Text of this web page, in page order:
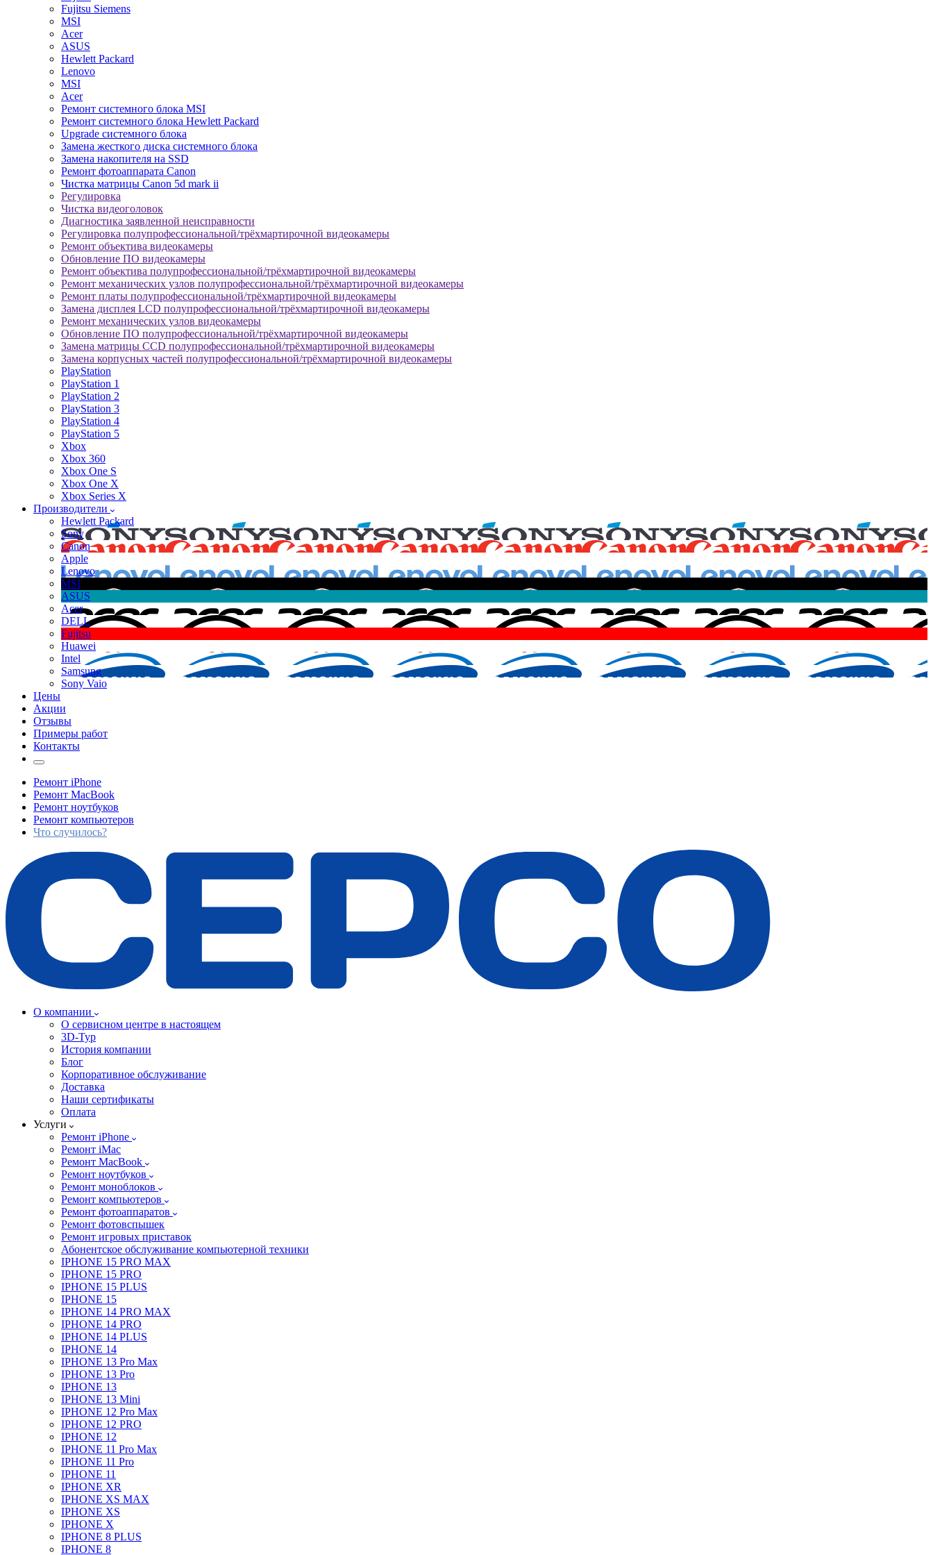
Fujitsu Siemens
MSI
Acer
ASUS
Hewlett Packard
Lenovo
MSI
Acer
Ремонт системного блока MSI
Ремонт системного блока Hewlett Packard
Upgrade системного блока
Замена жесткого диска системного блока
Замена накопителя на SSD
Ремонт фотоаппарата Canon
Чистка матрицы Canon 5d mark ii
Регулировка
Чистка видеоголовок
Диагностика заявленной неисправности
Регулировка полупрофессиональной/трёхмартирочной видеокамеры
Ремонт объектива видеокамеры
Обновление ПО видеокамеры
Ремонт объектива полупрофессиональной/трёхмартирочной видеокамеры
Ремонт механических узлов полупрофессиональной/трёхмартирочной видеокамеры
Ремонт платы полупрофессиональной/трёхмартирочной видеокамеры
Замена дисплея LCD полупрофессиональной/трёхмартирочной видеокамеры
Ремонт механических узлов видеокамеры
Обновление ПО полупрофессиональной/трёхмартирочной видеокамеры
Замена матрицы CCD полупрофессиональной/трёхмартирочной видеокамеры
Замена корпусных частей полупрофессиональной/трёхмартирочной видеокамеры
PlayStation
PlayStation 1
PlayStation 2
PlayStation 3
PlayStation 4
PlayStation 5
Xbox
Xbox 360
Xbox One S
Xbox One X
Xbox Series X
Производители
Hewlett Packard
Sony
Canon
Apple
Lenovo
MSI
ASUS
Acer
DELL
Fujitsu
Huawei
Intel
Samsung
Sony Vaio
Цены
Акции
Отзывы
Примеры работ
Контакты
Ремонт iPhone
Ремонт MacBook
Ремонт ноутбуков
Ремонт компьютеров
Что случилось?
О компании
О сервисном центре в настоящем
3D-Тур
История компании
Блог
Корпоративное обслуживание
Доставка
Наши сертификаты
Оплата
Услуги
Ремонт iPhone
Ремонт iMac
Ремонт MacBook
Ремонт ноутбуков
Ремонт моноблоков
Ремонт компьютеров
Ремонт фотоаппаратов
Ремонт фотовспышек
Ремонт игровых приставок
Абонентское обслуживание компьютерной техники
IPHONE 15 PRO MAX
IPHONE 15 PRO
IPHONE 15 PLUS
IPHONE 15
IPHONE 14 PRO MAX
IPHONE 14 PRO
IPHONE 14 PLUS
IPHONE 14
IPHONE 13 Pro Max
IPHONE 13 Pro
IPHONE 13
IPHONE 13 Mini
IPHONE 12 Pro Max
IPHONE 12 PRO
IPHONE 12
IPHONE 11 Pro Max
IPHONE 11 Pro
IPHONE 11
IPHONE XR
IPHONE XS MAX
IPHONE XS
IPHONE X
IPHONE 8 PLUS
IPHONE 8